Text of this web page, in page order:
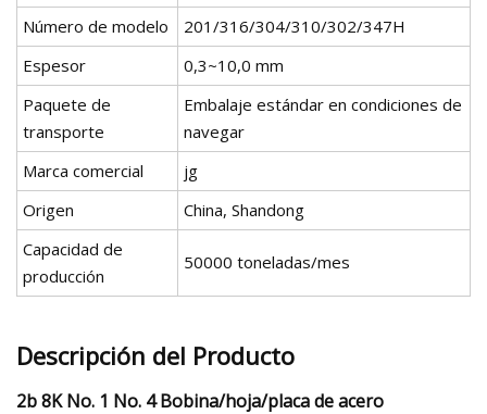
Número de modelo
201/316/304/310/302/347H
Espesor
0,3~10,0 mm
Paquete de
transporte
Embalaje estándar en condiciones de
navegar
Marca comercial
jg
Origen
China, Shandong
Capacidad de
producción
50000 toneladas/mes
Descripción del Producto
2b 8K No. 1 No. 4 Bobina/hoja/placa de acero